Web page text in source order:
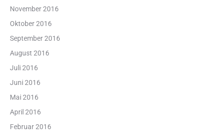
November 2016
Oktober 2016
September 2016
August 2016
Juli 2016
Juni 2016
Mai 2016
April 2016
Februar 2016